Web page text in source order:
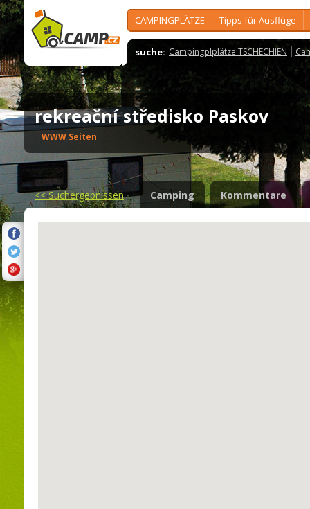
CAMPINGPLÄTZE Tipps für Ausflüge
suche: Campingplplätze TSCHECHIEN
rekreační středisko Paskov
WWW Seiten
<<Suchergebnissen Camping Kommentare